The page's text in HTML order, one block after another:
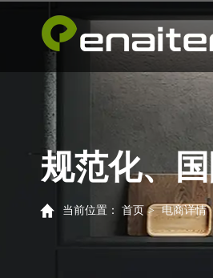
规范化、
当前位置： 首页 > 电商详情